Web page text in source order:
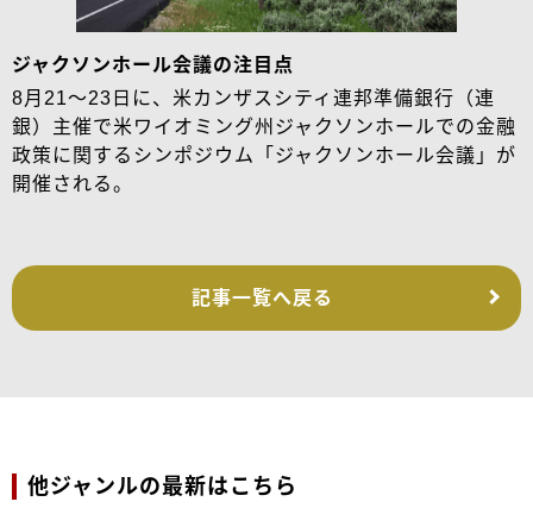
ジャクソンホール会議の注目点
8月21～23日に、米カンザスシティ連邦準備銀行（連
銀）主催で米ワイオミング州ジャクソンホールでの金融
政策に関するシンポジウム「ジャクソンホール会議」が
開催される。
記事一覧へ戻る
他ジャンルの最新はこちら